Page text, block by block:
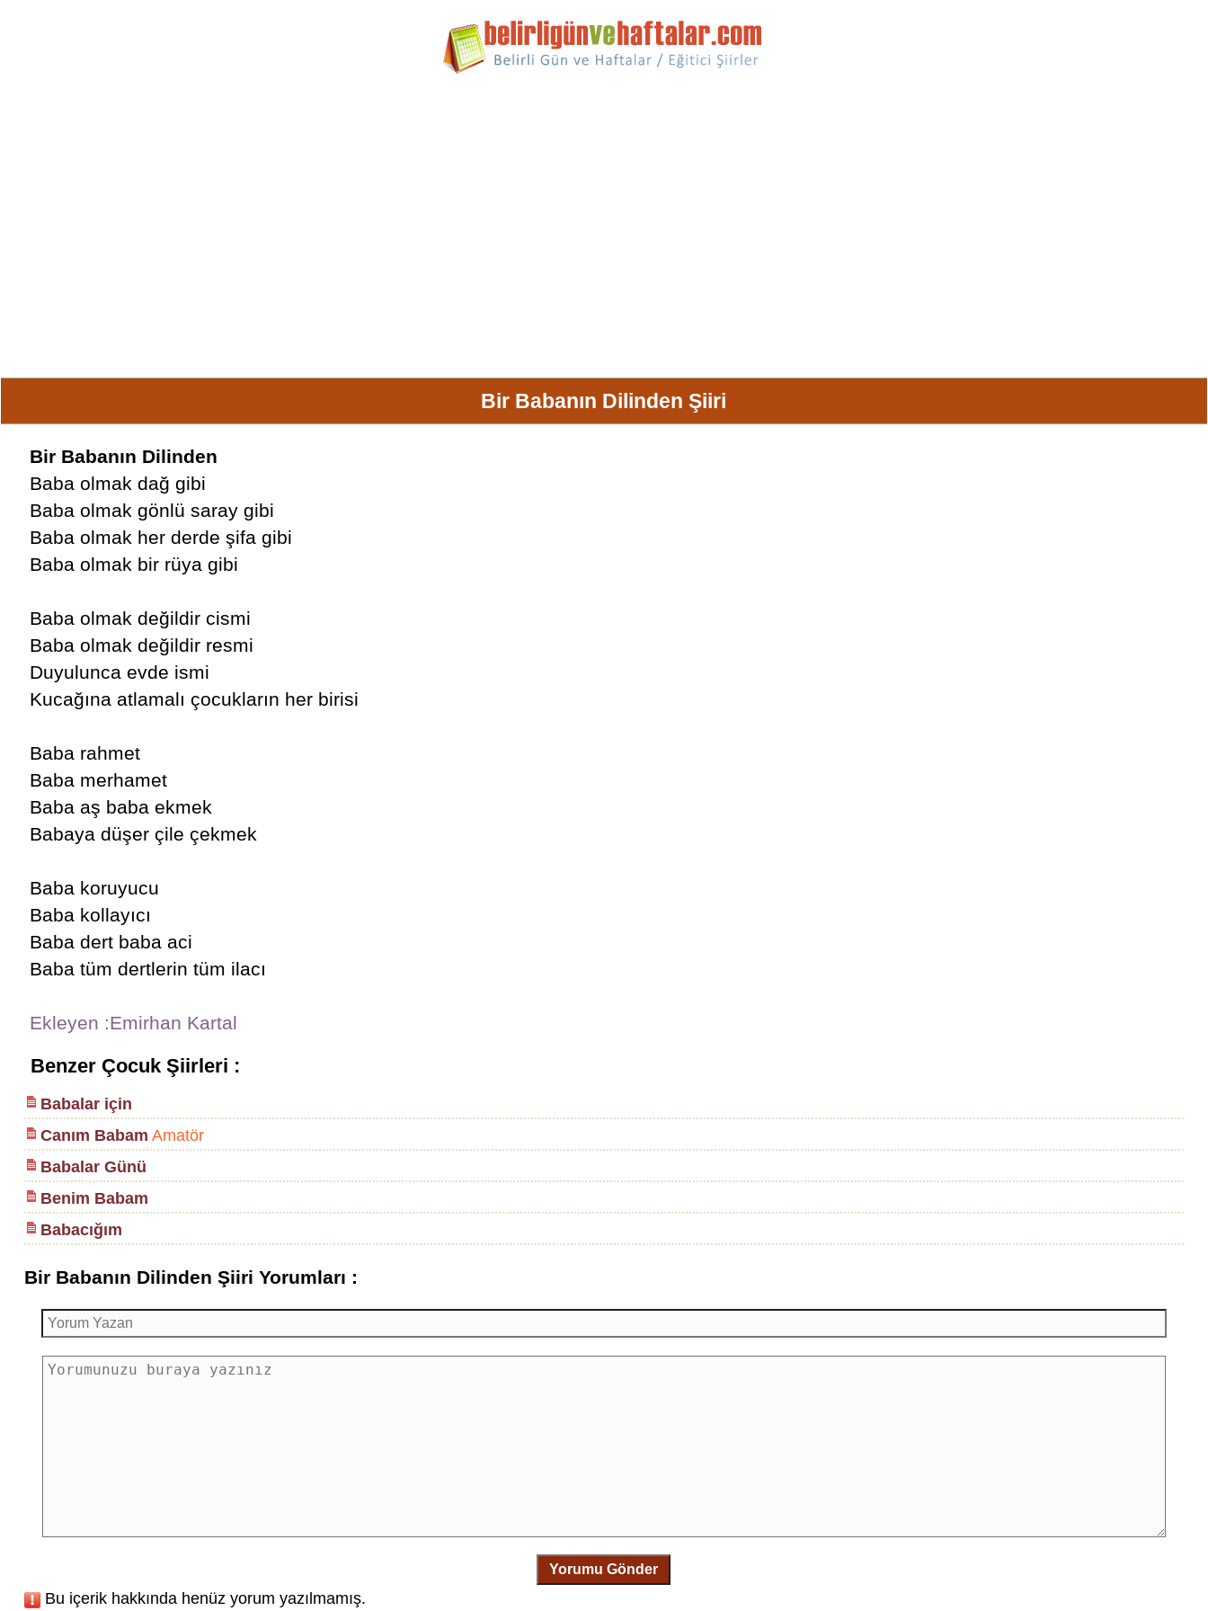
Bir Babanın Dilinden Şiiri
Bir Babanın Dilinden
Baba olmak dağ gibi
Baba olmak gönlü saray gibi
Baba olmak her derde şifa gibi
Baba olmak bir rüya gibi
Baba olmak değildir cismi
Baba olmak değildir resmi
Duyulunca evde ismi
Kucağına atlamalı çocukların her birisi
Baba rahmet
Baba merhamet
Baba aş baba ekmek
Babaya düşer çile çekmek
Baba koruyucu
Baba kollayıcı
Baba dert baba aci
Baba tüm dertlerin tüm ilacı
Ekleyen :Emirhan Kartal
Benzer Çocuk Şiirleri :
Babalar için
Canım Babam Amatör
Babalar Günü
Benim Babam
Babacığım
Bir Babanın Dilinden Şiiri Yorumları :
Yorumu Gönder
Bu içerik hakkında henüz yorum yazılmamış.